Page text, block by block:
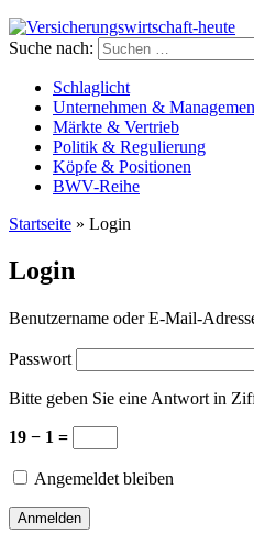
Versicherungswirtschaft-heute
Suche nach:
Schlaglicht
Unternehmen &
Märkte & Vertrieb
Politik & Regulierung
Köpfe & Positionen
BWV-Reihe
Startseite » Login
Login
Benutzername oder E-Mail-
Passwort
Bitte geben Sie eine Antwort in
19 − 1 =
Angemeldet bleiben